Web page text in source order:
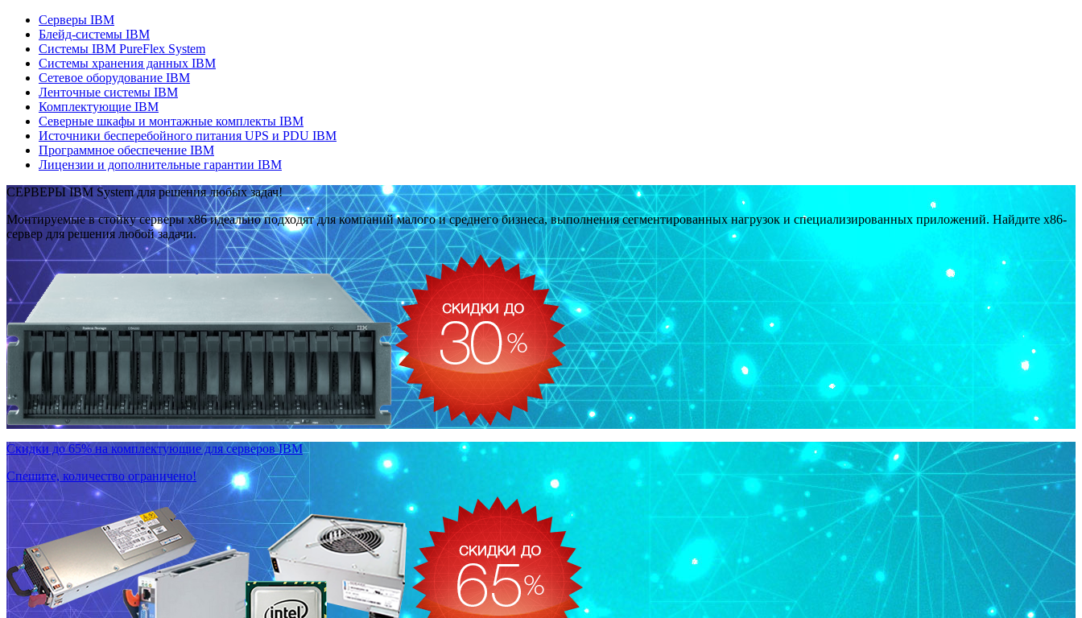
Серверы IBM
Блейд-системы IBM
Системы IBM PureFlex System
Системы хранения данных IBM
Сетевое оборудование IBM
Ленточные системы IBM
Комплектующие IBM
Северные шкафы и монтажные комплекты IBM
Источники бесперебойного питания UPS и PDU IBM
Программное обеспечение IBM
Лицензии и дополнительные гарантии IBM
СЕРВЕРЫ IBM System для решения любых задач!
Монтируемые в стойку серверы x86 идеально подходят для компаний малого и среднего бизнеса, выполнения сегментированных нагрузок и специализированных приложений. Найдите x86-
сервер для решения любой задачи.
Скидки до 65% на комплектующие для серверов IBM
Спешите, количество ограничено!